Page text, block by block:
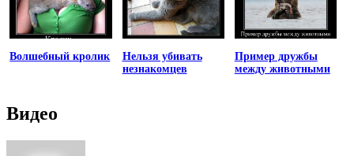
Волшебный кролик
Нельзя убивать
незнакомцев
Пример дружбы
между животными
Видео